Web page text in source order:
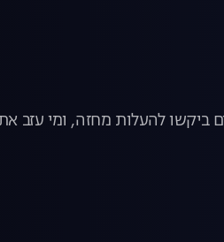
ביקשו להעלות מחזה, ומי עזב